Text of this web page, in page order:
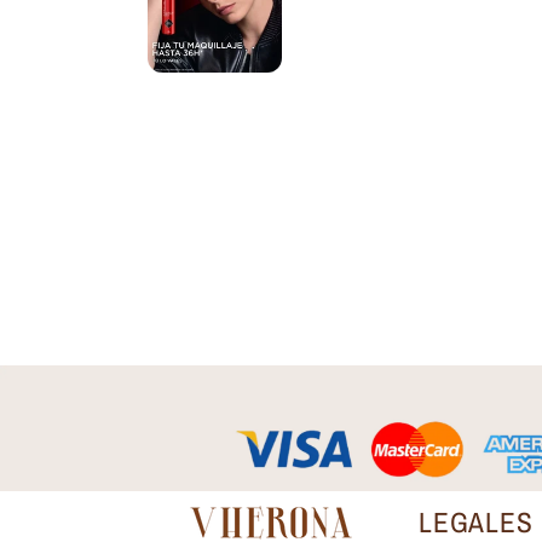
LEGALES